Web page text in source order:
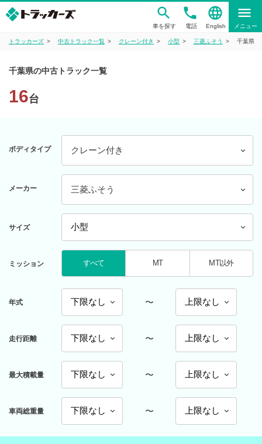
車を探す
phone
電話
language
English
menu
メニュー
トラッカーズ 中古トラック一覧 クレーン付き 小型 三菱ふそう 千葉県
千葉県の中古トラック一覧
16台
ボディタイプ クレーン付き
メーカー 三菱ふそう
サイズ
ミッション すべて MT MT以外
年式 〜
走行距離 〜
最大積載量 〜
車両総重量 〜